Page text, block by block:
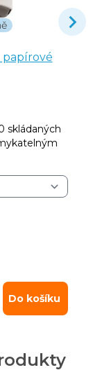
papírové
skládaných
Do košíku